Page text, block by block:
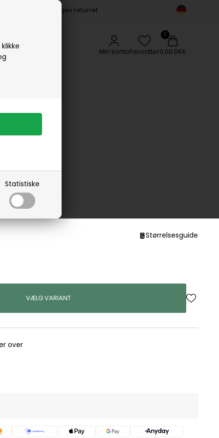
Statistiske
14 dages returret
Min kontoFavoritter0,00 DKK
Woods Copenhagen
fra Fransa
Størrelsesguide
VÆLG VARIANT
over